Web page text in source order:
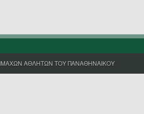
ΑΘΛΗΤΩΝ ΤΟΥ ΠΑΝΑΘΗΝΑΙΚΟΥ